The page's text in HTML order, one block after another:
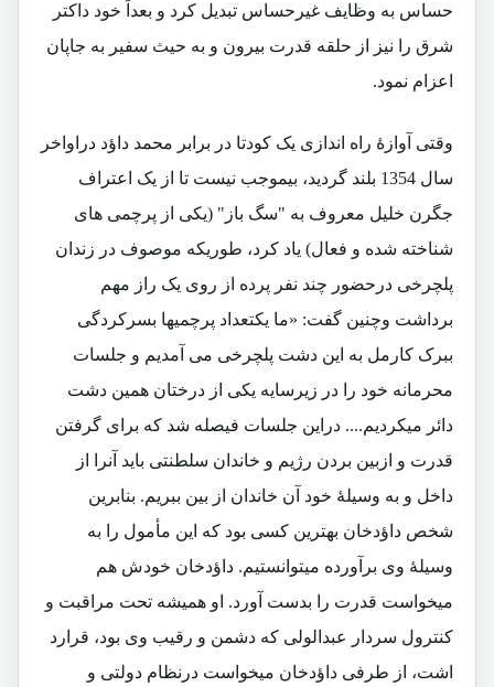
حساس به وظایف غیرحساس تبدیل کرد و بعداً خود داکتر
شرق را نیز از حلقه قدرت بیرون و به حیث سفیر به جاپان
اعزام نمود.
وقتی آوازۀ راه اندازی یک کودتا در برابر محمد داؤد دراواخر
سال 1354 بلند گردید، بیموجب نیست تا از یک اعتراف
جگرن خلیل معروف به "سگ باز" (یکی از پرچمی های
شناخته شده و فعال) یاد کرد، طوریکه موصوف در زندان
پلچرخی درحضور چند نفر پرده از روی یک راز مهم
برداشت وچنین گفت: «ما یکتعداد پرچمیها بسرکردگی
ببرک کارمل به این دشت پلچرخی می آمدیم و جلسات
محرمانه خود را در زیرسایه یکی از درختان همین دشت
دائر میکردیم.... دراین جلسات فیصله شد که برای گرفتن
قدرت و ازبین بردن رژیم و خاندان سلطنتی باید آنرا از
داخل و به وسیلۀ خود آن خاندان از بین ببریم. بنابرین
شخص داؤدخان بهترین کسی بود که این مأمول را به
وسیلۀ وی برآورده میتوانستیم. داؤدخان خودش هم
میخواست قدرت را بدست آورد. او همیشه تحت مراقبت و
کنترول سردار عبدالولی که دشمن و رقیب وی بود، قرارد
اشت، از طرفی داؤدخان میخواست درنظام دولتی و